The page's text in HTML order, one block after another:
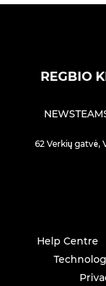
REGBIO
NEWS
62 Verkių gatvė,
Help Centre